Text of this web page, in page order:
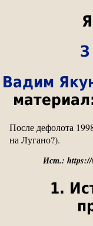
Вадим
После дефолота
на Лугано?).
Ист.: https://
1.